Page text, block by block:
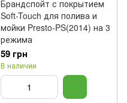
Брандспойт с покрытием
Soft-Touch для полива и
мойки Presto-PS(2014) на 3
режима
59 грн
В наличии